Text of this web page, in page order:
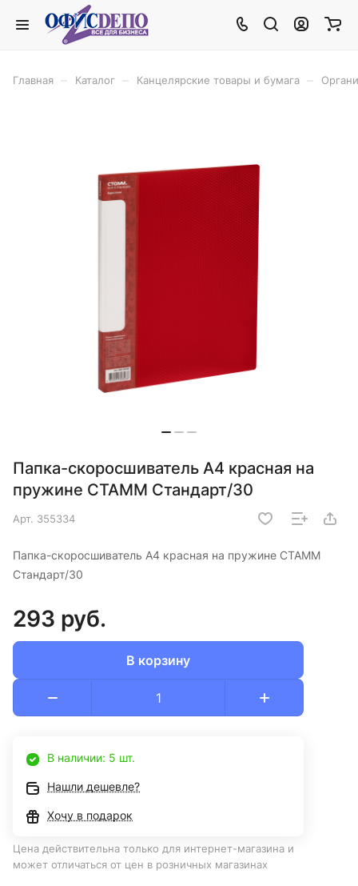
Главная Каталог Канцелярские товары и бумага
Папка-скоросшиватель А4 красная на
пружине СТАММ Стандарт/30
Арт. 355334
Папка-скоросшиватель А4 красная на пружине СТАММ
Стандарт/30
293 руб.
В корзину
В наличии: 5 шт.
Нашли дешевле?
Хочу в подарок
Цена действительна только для интернет-магазина и
может отличаться от цен в розничных магазинах